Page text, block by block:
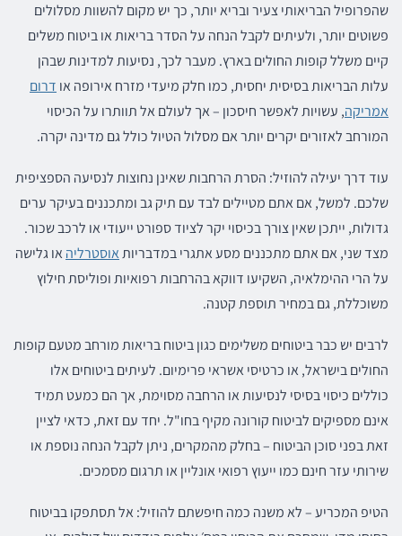
שהפרופיל הבריאותי צעיר ובריא יותר, כך יש מקום להשוות מסלולים
פשוטים יותר, ולעיתים לקבל הנחה על הסדר בריאות או ביטוח משלים
קיים משלל קופות החולים בארץ. מעבר לכך, נסיעות למדינות שבהן
עלות הבריאות בסיסית יחסית, כמו חלק מיעדי מזרח אירופה או דרום
אמריקה, עשויות לאפשר חיסכון – אך לעולם אל תוותרו על הכיסוי
המורחב לאזורים יקרים יותר אם מסלול הטיול כולל גם מדינה יקרה.
עוד דרך יעילה להוזיל: הסרת הרחבות שאינן נחוצות לנסיעה הספציפית
שלכם. למשל, אם אתם מטיילים לבד עם תיק גב ומתכננים בעיקר ערים
גדולות, ייתכן שאין צורך בכיסוי יקר לציוד ספורט ייעודי או לרכב שכור.
מצד שני, אם אתם מתכננים מסע אתגרי במדבריותאוסטרליה או גלישה
על הרי ההימלאיה, השקיעו דווקא בהרחבות רפואיות ופוליסת חילוץ
משוכללת, גם במחיר תוספת קטנה.
לרבים יש כבר ביטוחים משלימים כגון ביטוח בריאות מורחב מטעם קופות
החולים בישראל, או כרטיסי אשראי פרימיום. לעיתים ביטוחים אלו
כוללים כיסוי בסיסי לנסיעות או הרחבה מסוימת, אך הם כמעט תמיד
אינם מספיקים לביטוח קורונה מקיף בחו"ל. יחד עם זאת, כדאי לציין
זאת בפני סוכן הביטוח – בחלק מהמקרים, ניתן לקבל הנחה נוספת או
שירותי עזר חינם כמו ייעוץ רפואי אונליין או תרגום מסמכים.
הטיפ המכריע – לא משנה כמה חיפשתם להוזיל: אל תסתפקו בביטוח